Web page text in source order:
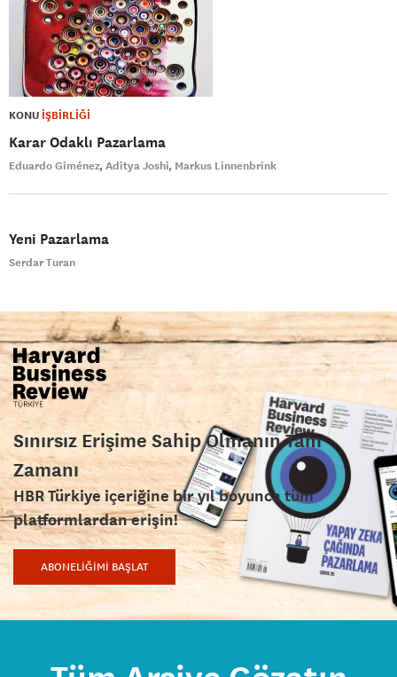
KONU İŞBİRLİĞİ
Karar Odaklı Pazarlama
Eduardo Giménez Aditya Joshi Markus Linnenbrink
Yeni Pazarlama
Serdar Turan
Sınırsız Erişime Sahip Olmanın Tam
Zamanı
HBR Türkiye içeriğine bir yıl boyunca tüm
platformlardan erişin!
ABONELİĞİMİ BAŞLAT